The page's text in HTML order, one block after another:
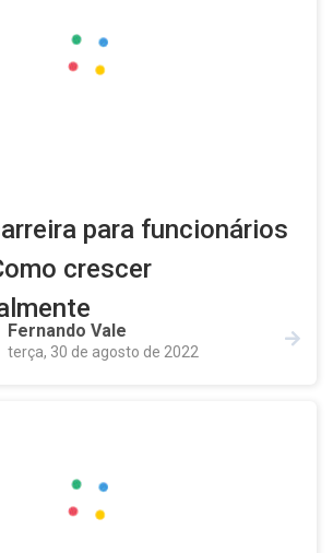
para funcionários
crescer
Fernando Vale
terça, 30 de agosto de 2022